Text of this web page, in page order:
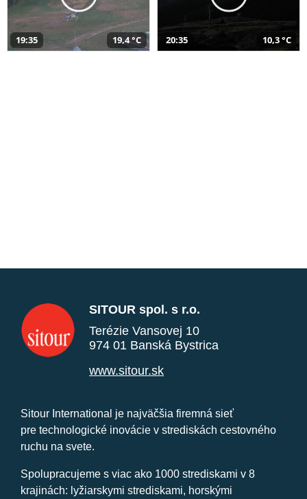
19:35 19,4 °C 20:35 10,3 °C
SITOUR spol. s r.o.
Terézie Vansovej 10
974 01 Banská Bystrica
www.sitour.sk
Sitour International je najväčšia firemná sieť
pre technologické inovácie v strediskách cestovného
ruchu na svete.
Spolupracujeme s viac ako 1000 strediskami v 8
krajinách: lyžiarskymi strediskami, horskými